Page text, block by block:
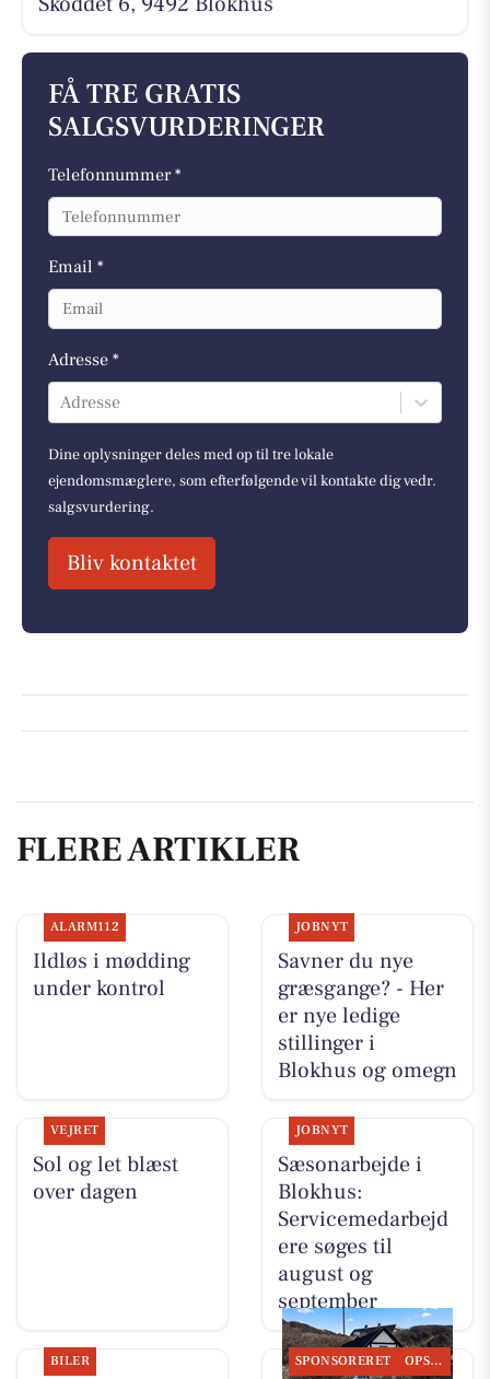
FÅ TRE GRATIS
SALGSVURDERINGER
Telefonnummer *
Email *
Adresse *
Adresse
Dine oplysninger deles med op til tre lokale
ejendomsmæglere, som efterfølgende vil kontakte dig vedr.
salgsvurdering.
Bliv kontaktet
FLERE ARTIKLER
ALARM112
Ildløs i mødding
under kontrol
JOBNYT
Savner du nye
græsgange? - Her
er nye ledige
stillinger i
Blokhus og omegn
VEJRET
Sol og let blæst
over dagen
JOBNYT
Sæsonarbejde i
Blokhus:
Servicemedarbejd
ere søges til
august og
september
BILER SPONSORERET OPSLAGSTAVLEN